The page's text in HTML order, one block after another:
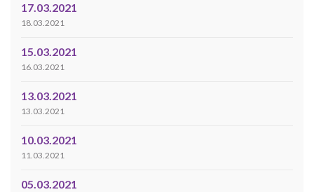
17.03.2021
18.03.2021
15.03.2021
16.03.2021
13.03.2021
13.03.2021
10.03.2021
11.03.2021
05.03.2021